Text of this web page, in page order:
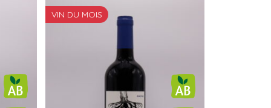
VIN DU MOIS